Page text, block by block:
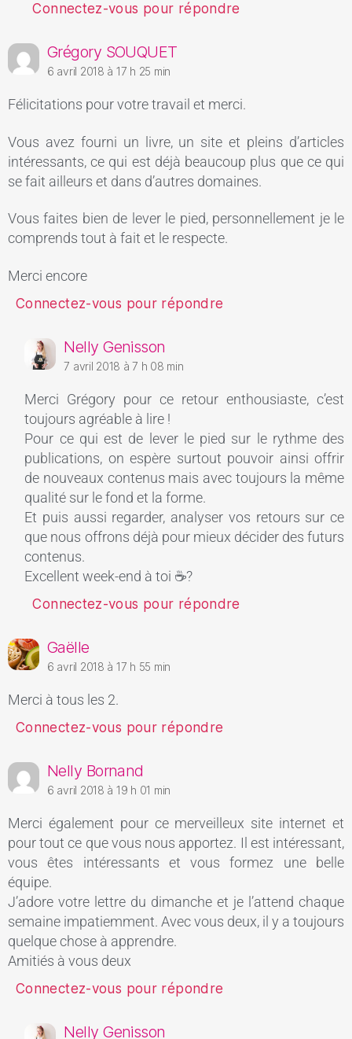
Connectez-vous pour répondre
Grégory SOUQUET
6 avril 2018 à 17 h 25 min
Félicitations pour votre travail et merci.
Vous avez fourni un livre, un site et pleins d’articles
intéressants, ce qui est déjà beaucoup plus que ce qui
se fait ailleurs et dans d’autres domaines.
Vous faites bien de lever le pied, personnellement je le
comprends tout à fait et le respecte.
Merci encore
Connectez-vous pour répondre
Nelly Genisson
7 avril 2018 à 7 h 08 min
Merci Grégory pour ce retour enthousiaste, c’est
toujours agréable à lire !
Pour ce qui est de lever le pied sur le rythme des
publications, on espère surtout pouvoir ainsi offrir
de nouveaux contenus mais avec toujours la même
qualité sur le fond et la forme.
Et puis aussi regarder, analyser vos retours sur ce
que nous offrons déjà pour mieux décider des futurs
contenus.
Excellent week-end à toi ☕?
Connectez-vous pour répondre
Gaëlle
6 avril 2018 à 17 h 55 min
Merci à tous les 2.
Connectez-vous pour répondre
Nelly Bornand
6 avril 2018 à 19 h 01 min
Merci également pour ce merveilleux site internet et
pour tout ce que vous nous apportez. Il est intéressant,
vous êtes intéressants et vous formez une belle
équipe.
J’adore votre lettre du dimanche et je l’attend chaque
semaine impatiemment. Avec vous deux, il y a toujours
quelque chose à apprendre.
Amitiés à vous deux
Connectez-vous pour répondre
Nelly Genisson